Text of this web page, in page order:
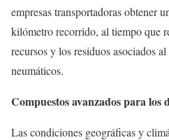
empresas transportadoras obtener
kilómetro recorrido, al tiempo que
recursos y los residuos asociados
neumáticos.
Compuestos avanzados para los
Las condiciones geográficas y